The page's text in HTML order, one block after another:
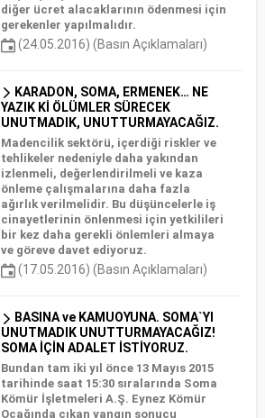
diğer ücret alacaklarının ödenmesi için
gerekenler yapılmalıdır.
(24.05.2016) (Basın Açıklamaları)
KARADON, SOMA, ERMENEK… NE
YAZIK Kİ ÖLÜMLER SÜRECEK
UNUTMADIK, UNUTTURMAYACAĞIZ.
Madencilik sektörü, içerdiği riskler ve
tehlikeler nedeniyle daha yakından
izlenmeli, değerlendirilmeli ve kaza
önleme çalışmalarına daha fazla
ağırlık verilmelidir. Bu düşüncelerle iş
cinayetlerinin önlenmesi için yetkilileri
bir kez daha gerekli önlemleri almaya
ve göreve davet ediyoruz.
(17.05.2016) (Basın Açıklamaları)
BASINA ve KAMUOYUNA. SOMA`YI
UNUTMADIK UNUTTURMAYACAĞIZ!
SOMA İÇİN ADALET İSTİYORUZ.
Bundan tam iki yıl önce 13 Mayıs 2015
tarihinde saat 15:30 sıralarında Soma
Kömür İşletmeleri A.Ş. Eynez Kömür
Ocağında çıkan yangın sonucu